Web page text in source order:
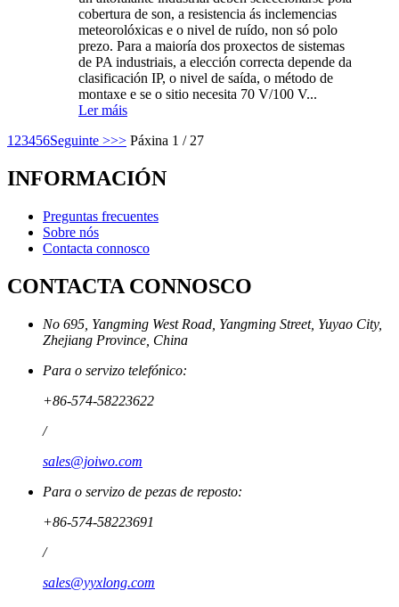
cobertura de son, a resistencia ás inclemencias
meteorolóxicas e o nivel de ruído, non só polo
prezo. Para a maioría dos proxectos de sistemas
de PA industriais, a elección correcta depende da
clasificación IP, o nivel de saída, o método de
montaxe e se o sitio necesita 70 V/100 V...
Ler máis
1 23456Seguinte >>> Páxina 1 / 27
INFORMACIÓN
Preguntas frecuentes
Sobre nós
Contacta connosco
CONTACTA CONNOSCO
No 695, Yangming West Road, Yangming Street, Yuyao City,
Zhejiang Province, China
Para o servizo telefónico:
+86-574-58223622
/
sales@joiwo.com
Para o servizo de pezas de reposto:
+86-574-58223691
/
sales@yyxlong.com